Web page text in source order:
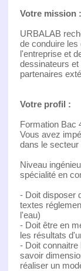
Votre mission :
URBALAB
de conduire les
l'entreprise et
dessinateurs
partenaires
Votre profil :
Formation Bac
Vous avez
dans le secteur
Niveau
spécialité en
- Doit disposer
textes
l'eau)
- Doit être en
les résultats
- Doit
savoir
réaliser un